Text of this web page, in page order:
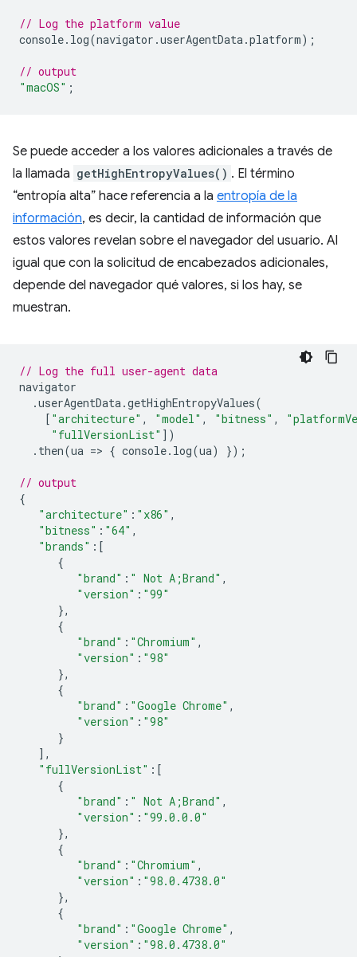
// Log the platform value
console. log(navigator .userAgentData.platform);
// output
"macOS" ;
Se puede acceder a los valores adicionales a través de
la llamada getHighEntropyValues() . El término
“entropía alta” hace referencia a la entropía de la
información, es decir, la cantidad de información que
estos valores revelan sobre el navegador del usuario. Al
igual que con la solicitud de encabezados adicionales,
depende del navegador qué valores, si los hay, se
muestran.
// Log the full user-agent data
navigator
.userAgentData.getHighEntropyValues(
[ "architecture" , "model" , "bitness" ,
"fullVersionList" ])
. then(ua => { console. log(ua) });
// output
{
"architecture" : "x86" ,
"bitness" : "64" ,
"brands" : [
{
"brand" : " Not A;Brand" ,
"version" : "99"
},
{
"brand" : "Chromium" ,
"version" : "98"
},
{
"brand" : "Google Chrome" ,
"version" : "98"
}
],
"fullVersionList" : [
{
"brand" : " Not A;Brand" ,
"version" : "99.0.0.0"
},
{
"brand" : "Chromium" ,
"version" : "98.0.4738.0"
},
{
"brand" : "Google Chrome" ,
"version" : "98.0.4738.0"